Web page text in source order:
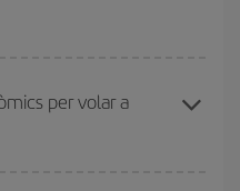
Per aconseguir-ho, cal
amb antelació i tenir
per volar a